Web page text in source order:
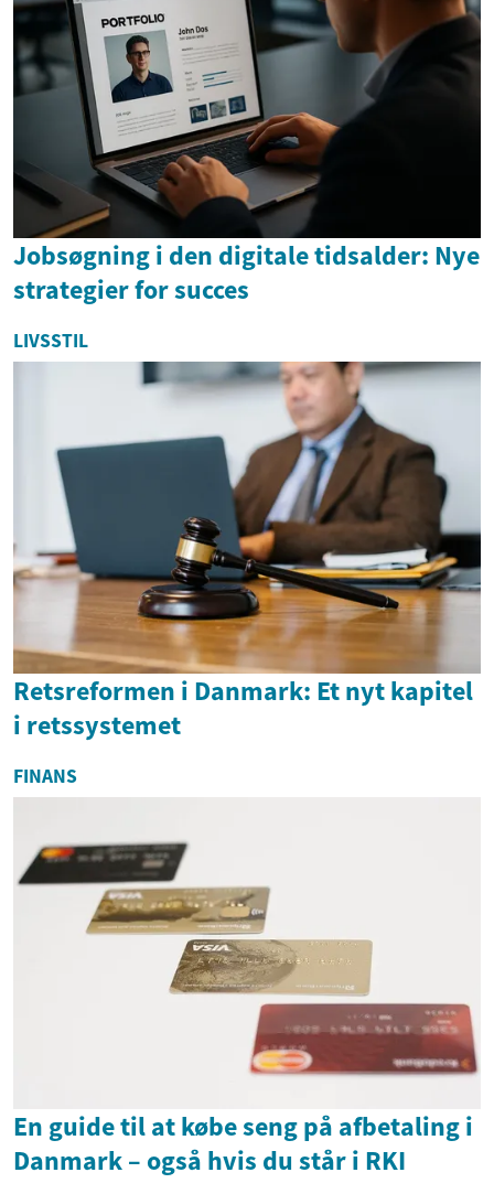
Jobsøgning i den digitale tidsalder: Nye
strategier for succes
LIVSSTIL
Retsreformen i Danmark: Et nyt kapitel
i retssystemet
FINANS
En guide til at købe seng på afbetaling i
Danmark – også hvis du står i RKI